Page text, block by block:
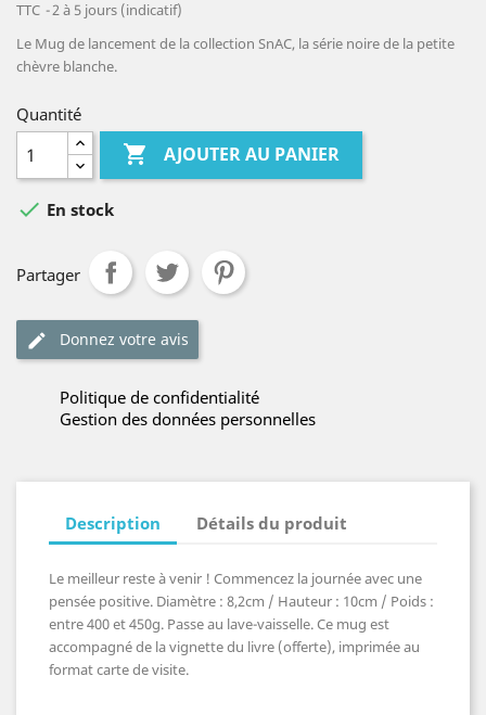
TTC
2 à 5 jours (indicatif)
Le Mug de lancement de la collection SnAC, la série noire de la petite
chèvre blanche.
Quantité
 AJOUTER AU PANIER
 En stock
Partager
Donnez votre avis
Politique de confidentialité
Gestion des données personnelles
Description Détails du produit
Le meilleur reste à venir ! Commencez la journée avec une
pensée positive. Diamètre : 8,2cm / Hauteur : 10cm / Poids :
entre 400 et 450g. Passe au lave-vaisselle. Ce mug est
accompagné de la vignette du livre (offerte), imprimée au
format carte de visite.